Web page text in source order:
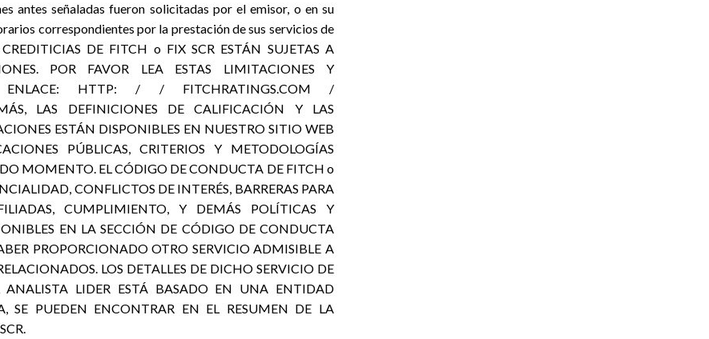
antes señaladas fueron solicitadas por el emisor, o en su
correspondientes por la prestación de sus servicios de
DE FITCH o FIX SCR ESTÁN SUJETAS A
POR FAVOR LEA ESTAS LIMITACIONES Y
ENLACE: HTTP: / / FITCHRATINGS.COM /
LAS DEFINICIONES DE CALIFICACIÓN Y LAS
ESTÁN DISPONIBLES EN NUESTRO SITIO WEB
PÚBLICAS, CRITERIOS Y METODOLOGÍAS
MOMENTO. EL CÓDIGO DE CONDUCTA DE FITCH o
CONFLICTOS DE INTERÉS, BARRERAS PARA
CUMPLIMIENTO, Y DEMÁS POLÍTICAS Y
EN LA SECCIÓN DE CÓDIGO DE CONDUCTA
PROPORCIONADO OTRO SERVICIO ADMISIBLE A
LOS DETALLES DE DICHO SERVICIO DE
ANALISTA LIDER ESTÁ BASADO EN UNA ENTIDAD
SE PUEDEN ENCONTRAR EN EL RESUMEN DE LA